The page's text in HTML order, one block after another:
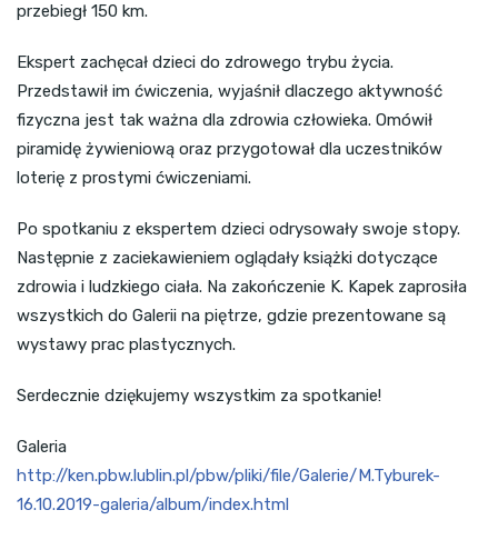
przebiegł 150 km.
Ekspert zachęcał dzieci do zdrowego trybu życia.
Przedstawił im ćwiczenia, wyjaśnił dlaczego aktywność
fizyczna jest tak ważna dla zdrowia człowieka. Omówił
piramidę żywieniową oraz przygotował dla uczestników
loterię z prostymi ćwiczeniami.
Po spotkaniu z ekspertem dzieci odrysowały swoje stopy.
Następnie z zaciekawieniem oglądały książki dotyczące
zdrowia i ludzkiego ciała. Na zakończenie K. Kapek zaprosiła
wszystkich do Galerii na piętrze, gdzie prezentowane są
wystawy prac plastycznych.
Serdecznie dziękujemy wszystkim za spotkanie!
Galeria
http://ken.pbw.lublin.pl/pbw/pliki/file/Galerie/M.Tyburek-
16.10.2019-galeria/album/index.html